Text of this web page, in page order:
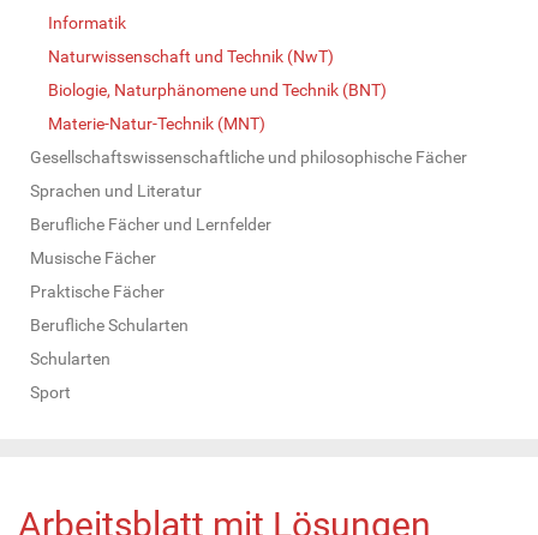
Informatik
Naturwissenschaft und Technik (NwT)
Biologie, Naturphänomene und Technik (BNT)
Materie-Natur-Technik (MNT)
Gesellschaftswissenschaftliche und philosophische Fächer
Sprachen und Literatur
Berufliche Fächer und Lernfelder
Musische Fächer
Praktische Fächer
Berufliche Schularten
Schularten
Sport
Arbeitsblatt mit Lösungen